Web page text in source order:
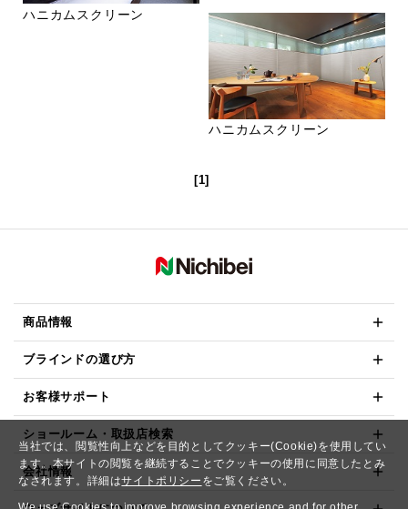
当社では、閲覧性向上などを目的としてクッキー(Cookie)を使用してい
ます。本サイトの閲覧を継続することでクッキーの使用に同意したとみ
なされます。詳細はサイトポリシー をご覧ください。
ハニカムスクリーン
ハニカムスクリーン
[1]
商品情報
ブラインドの選び方
お客様サポート
ショールーム・取扱店検索
会社情報